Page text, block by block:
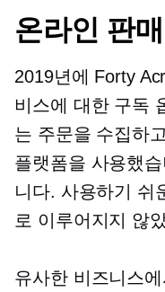
온라인 판
2019년에 Forty
비스에 대한 구독
는 주문을 수집하
플랫폼을 사용했
니다. 사용하기 쉬
로 이루어지지 않
유사한 비즈니스